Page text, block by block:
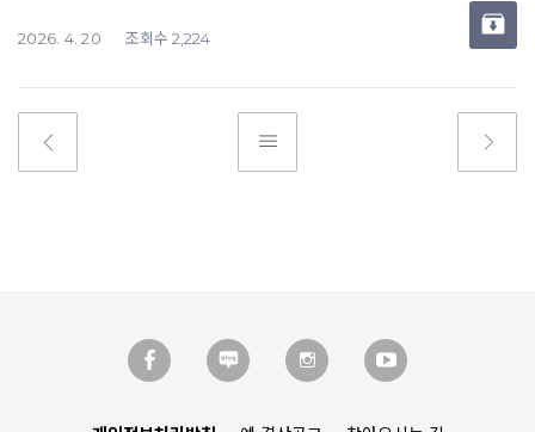
2026. 4. 20 조회수 2,224